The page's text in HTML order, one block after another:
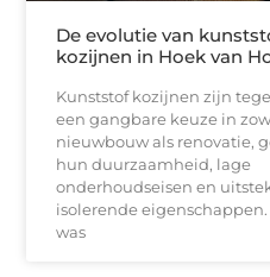
De evolutie van
kozijnen in Hoek van
Kunststof kozijnen zijn
een gangbare keuze in
nieuwbouw als renovatie,
hun duurzaamheid, lage
onderhoudseisen en
isolerende
was